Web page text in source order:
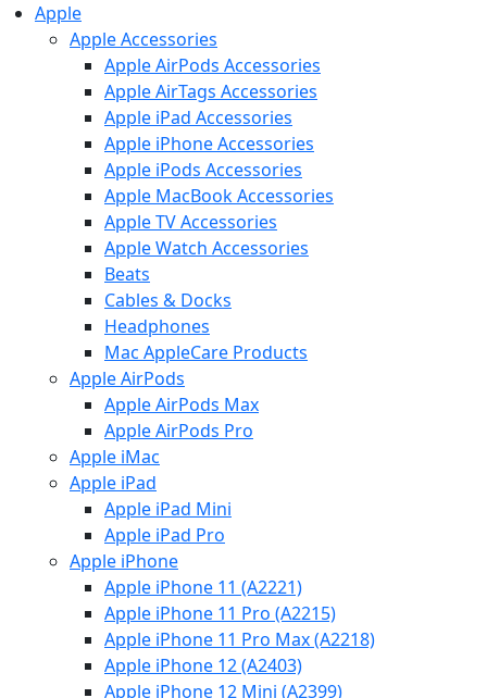
Apple
Apple Accessories
Apple AirPods Accessories
Apple AirTags Accessories
Apple iPad Accessories
Apple iPhone Accessories
Apple iPods Accessories
Apple MacBook Accessories
Apple TV Accessories
Apple Watch Accessories
Beats
Cables & Docks
Headphones
Mac AppleCare Products
Apple AirPods
Apple AirPods Max
Apple AirPods Pro
Apple iMac
Apple iPad
Apple iPad Mini
Apple iPad Pro
Apple iPhone
Apple iPhone 11 (A2221)
Apple iPhone 11 Pro (A2215)
Apple iPhone 11 Pro Max (A2218)
Apple iPhone 12 (A2403)
Apple iPhone 12 Mini (A2399)